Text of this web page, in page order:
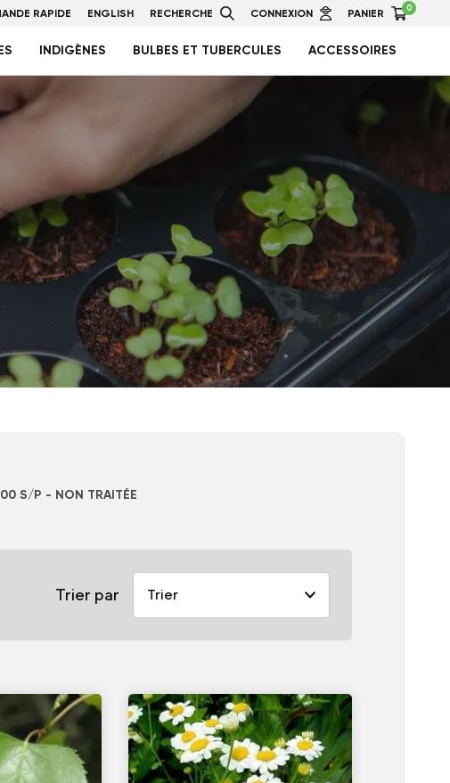
RAPIDE ENGLISH RECHERCHE CONNEXION PANIER 0
INDIGÈNES BULBES ET TUBERCULES ACCESSOIRES
S/P - NON TRAITÉE
Trier par